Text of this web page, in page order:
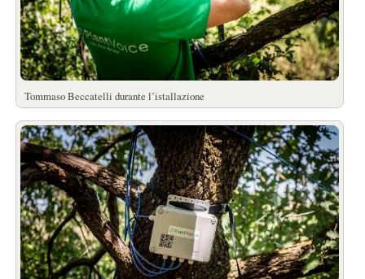
Tommaso Beccatelli durante l’istallazione